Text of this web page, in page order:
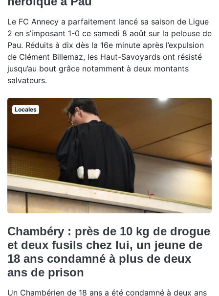
Le FC Annecy a parfaitement lancé sa saison de Ligue
2 en s’imposant 1-0 ce samedi 8 août sur la pelouse de
Pau. Réduits à dix dès la 16e minute après l’expulsion
de Clément Billemaz, les Haut-Savoyards ont résisté
jusqu’au bout grâce notamment à deux montants
salvateurs.
Locales
Chambéry : près de 10 kg de drogue
et deux fusils chez lui, un jeune de
18 ans condamné à plus de deux
ans de prison
Un Chambérien de 18 ans a été condamné à deux ans